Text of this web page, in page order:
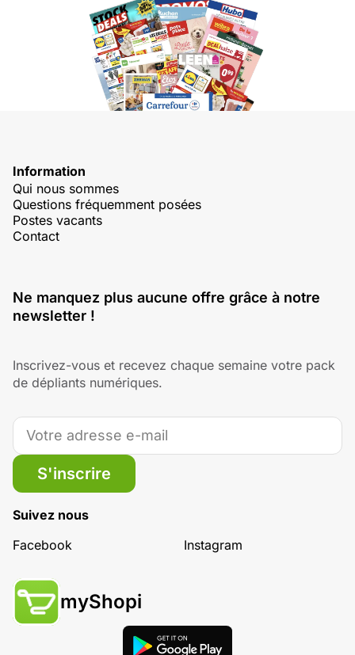
Information
Qui nous sommes
Questions fréquemment posées
Postes vacants
Contact
Ne manquez plus aucune offre grâce à notre
newsletter !
Inscrivez-vous et recevez chaque semaine votre pack
de dépliants numériques.
S'inscrire
Suivez nous
Facebook
Instagram
myShopi